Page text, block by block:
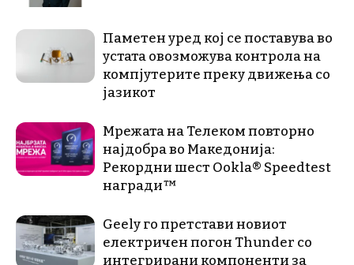
Паметен уред кој се поставува во
устата овозможува контрола на
компјутерите преку движења со
јазикот
Мрежата на Телеком повторно
најдобра во Македонија:
Рекордни шест Ookla® Speedtest
награди™
Geely го претстави новиот
електричен погон Thunder со
интегрирани компоненти за